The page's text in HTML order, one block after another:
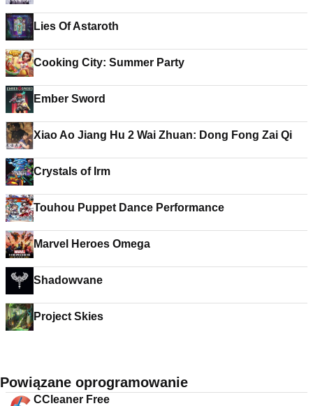
Lies Of Astaroth
Cooking City: Summer Party
Ember Sword
Xiao Ao Jiang Hu 2 Wai Zhuan: Dong Fong Zai Qi
Crystals of Irm
Touhou Puppet Dance Performance
Marvel Heroes Omega
Shadowvane
Project Skies
Powiązane oprogramowanie
CCleaner Free